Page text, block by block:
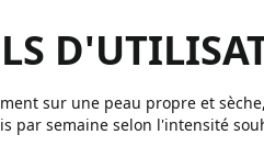
sur une peau propre et
par semaine selon l'intensité